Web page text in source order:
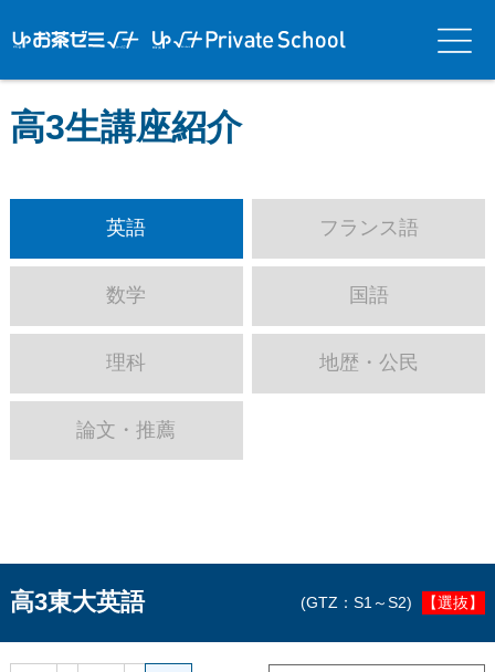
ミ√＋（ルー
（ルータス）PS
メニ
ュー
高3生講座紹介
英語 フランス語
数学 国語
理科 地歴・公民
論文・推薦
高3東大英語 GTZ：S1～S2 【選抜】